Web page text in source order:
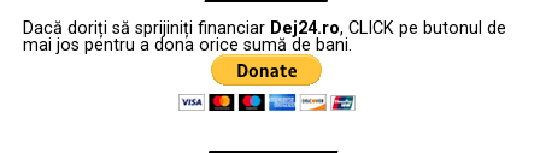
Dacă doriți să sprijiniți financiar Dej24.ro, CLICK pe butonul de
mai jos pentru a dona orice sumă de bani.